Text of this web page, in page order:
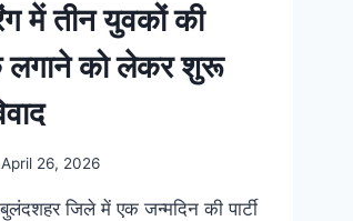
में तीन युवकों की
लगाने को लेकर शुरू
April 26, 2026
जिले में एक जन्मदिन की पार्टी